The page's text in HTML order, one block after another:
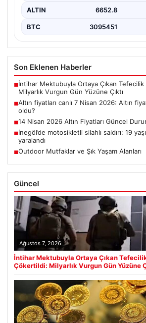
ALTIN 6652.8
BTC 3095451
Son Eklenen Haberler
■İntihar Mektubuyla Ortaya Çıkan
Milyarlık Vurgun Gün Yüzüne Çıktı
■Altın fiyatları canlı 7 Nisan 2026: Altın
oldu?
■14 Nisan 2026 Altın Fiyatları Güncel
■İnegöl’de motosikletli silahlı saldırı: 19
yaralandı
■Outdoor Mutfaklar ve Şık Yaşam Alanları
Güncel
Ağustos 7, 2026
İntihar Mektubuyla Ortaya Çıkan
Çökertildi: Milyarlık Vurgun Gün Yüzüne